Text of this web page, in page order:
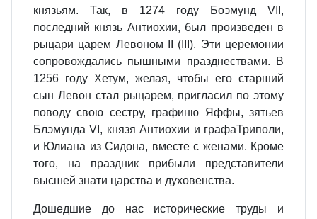
князьям. Так, в 1274 году Боэмунд VII,
последний князь Антиохии, был произведен в
рыцари царем Левоном II (III). Эти церемонии
сопровождались пышными празднествами. В
1256 году Хетум, желая, чтобы его старший
сын Левон стал рыцарем, пригласил по этому
поводу свою сестру, графиню Яффы, зятьев
Блэмунда VI, князя Антиохии и графаТриполи,
и Юлиана из Сидона, вместе с женами. Кроме
того, на праздник прибыли представители
высшей знати царства и духовенства.
Дошедшие до нас исторические труды и